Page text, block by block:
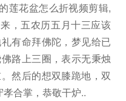
莲花盆怎么折视频剪辑,
，五农历五月十三应该
有命拜佛陀，梦见给已
路上三圈，表示无秉烛
然后的想双膝跪地，双
合掌，恭敬干炉..